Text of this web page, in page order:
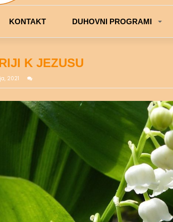
KONTAKT DUHOVNI PROGRAMI
K JEZUSU
2021